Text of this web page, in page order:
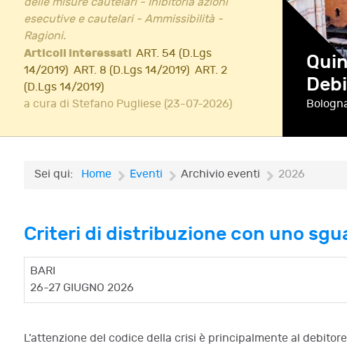
delle misure cautelari - Inibitoria azioni
esecutive e cautelari - Ammissibilità -
Ragioni.
Articoli interessati ART. 54 (D.Lgs
14/2019) ART. 8 (D.Lgs 14/2019) ART. 2
(D.Lgs 14/2019)
a cura di Stefano Pugliese (23-07-2026)
Gli
Assisi
Sei qui: Home Eventi Archivio eventi 2026
Criteri di distribuzione con uno
BARI
26-27 GIUGNO 2026
L’attenzione del codice della crisi è principalmente al